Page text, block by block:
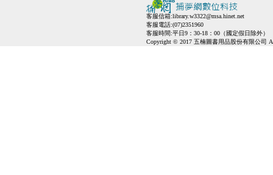
客服信箱:library.w3322@msa.hinet.net
客服電話:(07)2351960
客服時間:平日9：30-18：00（國定假日除外）
Copyright © 2017 五楠圖書用品股份有限公司